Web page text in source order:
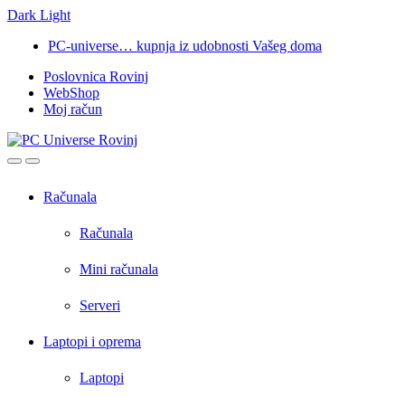
Dark Light
navigation
content
PC-universe… kupnja iz udobnosti Vašeg doma
Poslovnica Rovinj
WebShop
Moj račun
OpenClose
Računala
Računala
Mini računala
Serveri
Laptopi i oprema
Laptopi